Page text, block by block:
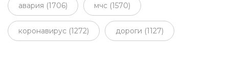
авария (1706) мчс (1570)
коронавирус (1272) дороги (1127)